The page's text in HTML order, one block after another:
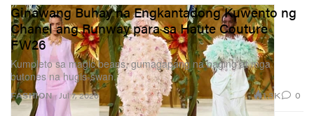
FASHION
Ginawang Buhay na Engkantadong Kuwento ng
Chanel ang Runway para sa Haute Couture
FW26
Kumpleto sa magic beans, gumagapang na baging at mga
butones na hugis-swan.
Jul 7, 2026 1.3K 0